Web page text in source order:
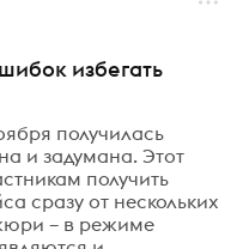
избегать
получилась
и задумана. Этот
получить
сразу от нескольких
– в режиме